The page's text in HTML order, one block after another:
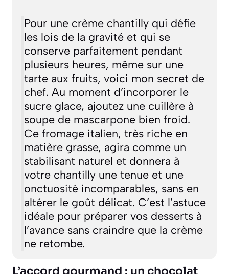
Pour une crème chantilly qui défie
les lois de la gravité et qui se
conserve parfaitement pendant
plusieurs heures, même sur une
tarte aux fruits, voici mon secret de
chef. Au moment d’incorporer le
sucre glace, ajoutez une cuillère à
soupe de mascarpone bien froid.
Ce fromage italien, très riche en
matière grasse, agira comme un
stabilisant naturel et donnera à
votre chantilly une tenue et une
onctuosité incomparables, sans en
altérer le goût délicat. C’est l’astuce
idéale pour préparer vos desserts à
l’avance sans craindre que la crème
ne retombe.